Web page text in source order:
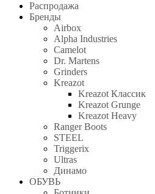
Распродажа
Бренды
Airbox
Alpha Industries
Camelot
Dr. Martens
Grinders
Kreazot
Kreazot Классик
Kreazot Grunge
Kreazot Heavy
Ranger Boots
STEEL
Triggerix
Ultras
Динамо
ОБУВЬ